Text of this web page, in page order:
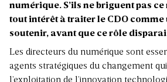
numérique. S’ils ne briguent pas
tout intérêt à traiter le CDO comme
soutenir, avant que ce rôle
Les directeurs du numérique sont
agents stratégiques du changement
l’exploitation de l’innovation